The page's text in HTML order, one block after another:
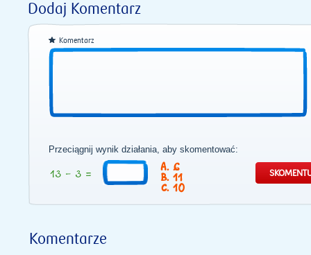
Dodaj Komentarz
Komentarz
Przeciągnij wynik działania, aby skomentować:
6
11
10
Komentarze